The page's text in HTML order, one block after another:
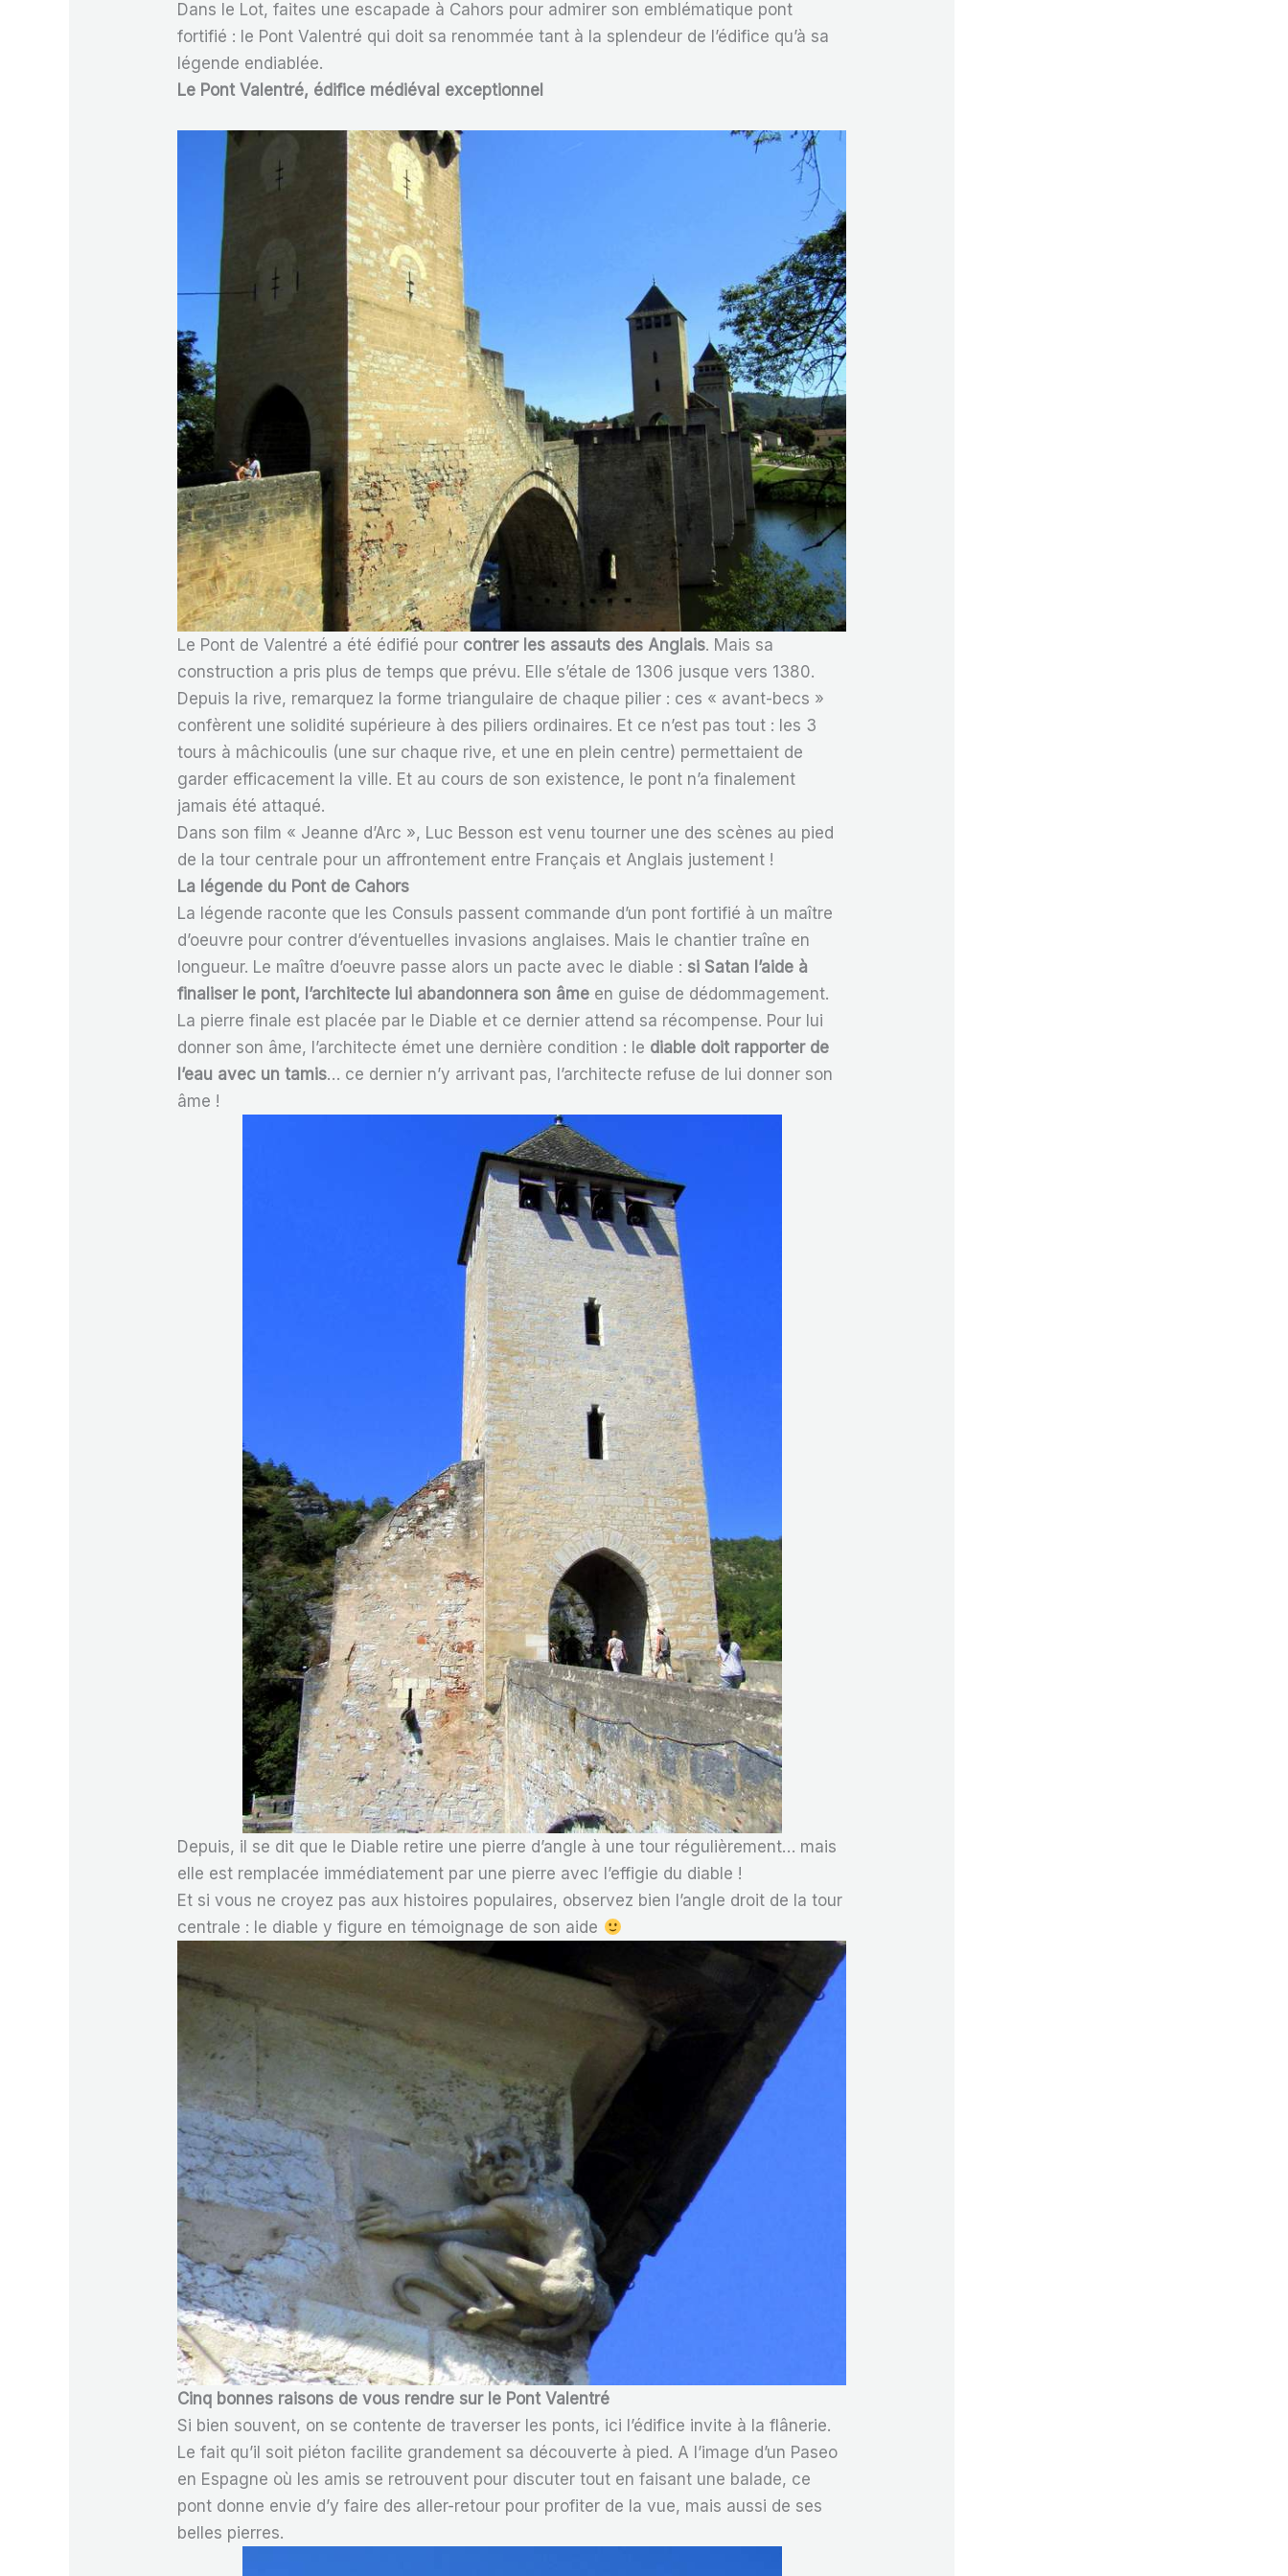
Dans le Lot, faites une escapade à Cahors pour admirer son emblématique pont
fortifié : le Pont Valentré qui doit sa renommée tant à la splendeur de l’édifice qu’à sa
légende endiablée.
Le Pont Valentré, édifice médiéval exceptionnel
Le Pont de Valentré a été édifié pour contrer les assauts des Anglais. Mais sa
construction a pris plus de temps que prévu. Elle s’étale de 1306 jusque vers 1380.
Depuis la rive, remarquez la forme triangulaire de chaque pilier : ces « avant-becs »
confèrent une solidité supérieure à des piliers ordinaires. Et ce n’est pas tout : les 3
tours à mâchicoulis (une sur chaque rive, et une en plein centre) permettaient de
garder efficacement la ville. Et au cours de son existence, le pont n’a finalement
jamais été attaqué.
Dans son film « Jeanne d’Arc », Luc Besson est venu tourner une des scènes au pied
de la tour centrale pour un affrontement entre Français et Anglais justement !
La légende du Pont de Cahors
La légende raconte que les Consuls passent commande d’un pont fortifié à un maître
d’oeuvre pour contrer d’éventuelles invasions anglaises. Mais le chantier traîne en
longueur. Le maître d’oeuvre passe alors un pacte avec le diable : si Satan l’aide à
finaliser le pont, l’architecte lui abandonnera son âme en guise de dédommagement.
La pierre finale est placée par le Diable et ce dernier attend sa récompense. Pour lui
donner son âme, l’architecte émet une dernière condition : le diable doit rapporter de
l’eau avec un tamis… ce dernier n’y arrivant pas, l’architecte refuse de lui donner son
âme !
Depuis, il se dit que le Diable retire une pierre d’angle à une tour régulièrement… mais
elle est remplacée immédiatement par une pierre avec l’effigie du diable !
Et si vous ne croyez pas aux histoires populaires, observez bien l’angle droit de la tour
centrale : le diable y figure en témoignage de son aide
Cinq bonnes raisons de vous rendre sur le Pont Valentré
Si bien souvent, on se contente de traverser les ponts, ici l’édifice invite à la flânerie.
Le fait qu’il soit piéton facilite grandement sa découverte à pied. A l’image d’un Paseo
en Espagne où les amis se retrouvent pour discuter tout en faisant une balade, ce
pont donne envie d’y faire des aller-retour pour profiter de la vue, mais aussi de ses
belles pierres.